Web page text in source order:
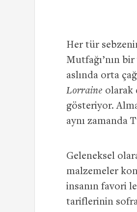
Her tür
Mutfağı’nın
aslında orta
Lorraine olarak
gösteriyor.
aynı zamanda
Geleneksel
malzemeler
insanın favori
tariflerinin